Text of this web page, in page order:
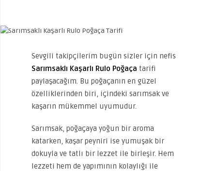
Sevgili takipçilerim bugün sizler için nefis
Sarımsaklı Kaşarlı Rulo Poğaça tarifi
paylaşacağım. Bu poğaçanın en güzel
özelliklerinden biri, içindeki sarımsak ve
kaşarın mükemmel uyumudur.
Sarımsak, poğaçaya yoğun bir aroma
katarken, kaşar peyniri ise yumuşak bir
dokuyla ve tatlı bir lezzet ile birleşir. Hem
lezzeti hem de yapımının kolaylığı ile